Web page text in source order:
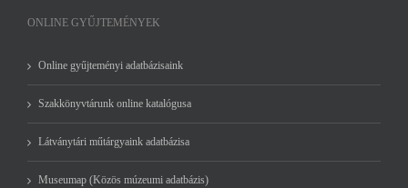
ONLINE GYŰJTEMÉNYEK
Online gyűjteményi adatbázisaink
Szakkönyvtárunk online katalógusa
Látványtári műtárgyaink adatbázisa
Museumap (Közös múzeumi adatbázis)